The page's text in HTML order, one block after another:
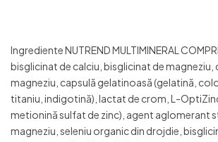
Ingrediente NUTREND MULTIMINERAL
bisglicinat de calciu, bisglicinat de magneziu,
magneziu, capsulă gelatinoasă (gelatină,
titaniu, indigotină), lactat de crom, L-
metionină sulfat de zinc), agent aglomerant
magneziu, seleniu organic din drojdie,